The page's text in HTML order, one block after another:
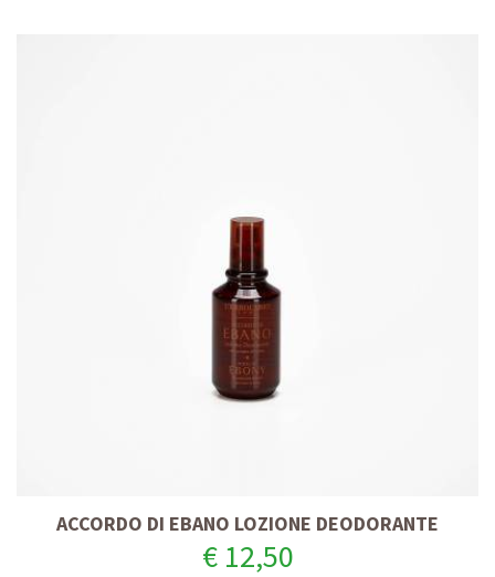
ACCORDO DI EBANO LOZIONE DEODORANTE
€ 12,50